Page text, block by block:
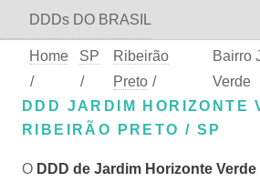
DDDs DO BRASIL
Home
/
SP
/
Ribeirão
Preto /
Bairro
Verde
DDD JARDIM HORIZONTE
RIBEIRÃO PRETO / SP
O DDD de Jardim Horizonte